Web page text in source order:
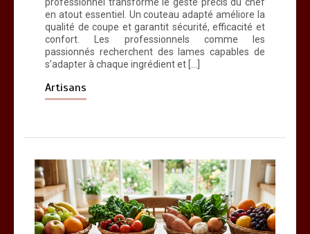
en atout essentiel. Un couteau adapté améliore la
qualité de coupe et garantit sécurité, efficacité et
confort. Les professionnels comme les
passionnés recherchent des lames capables de
s’adapter à chaque ingrédient et […]
Artisans